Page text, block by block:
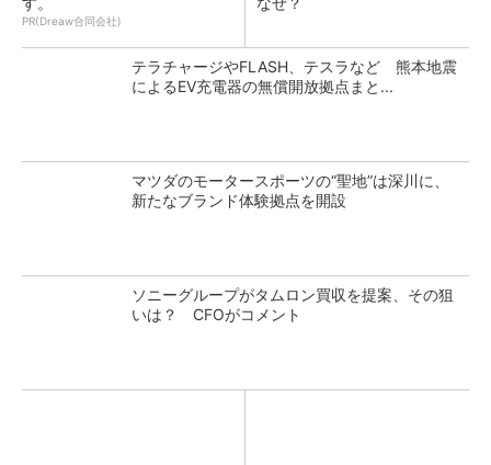
PR(Dreaw合同会社)
テラチャージやFLASH、テスラなど 熊本地震
によるEV充電器の無償開放拠点まと...
マツダのモータースポーツの“聖地”は深川に、
新たなブランド体験拠点を開設
ソニーグループがタムロン買収を提案、その狙
いは？ CFOがコメント